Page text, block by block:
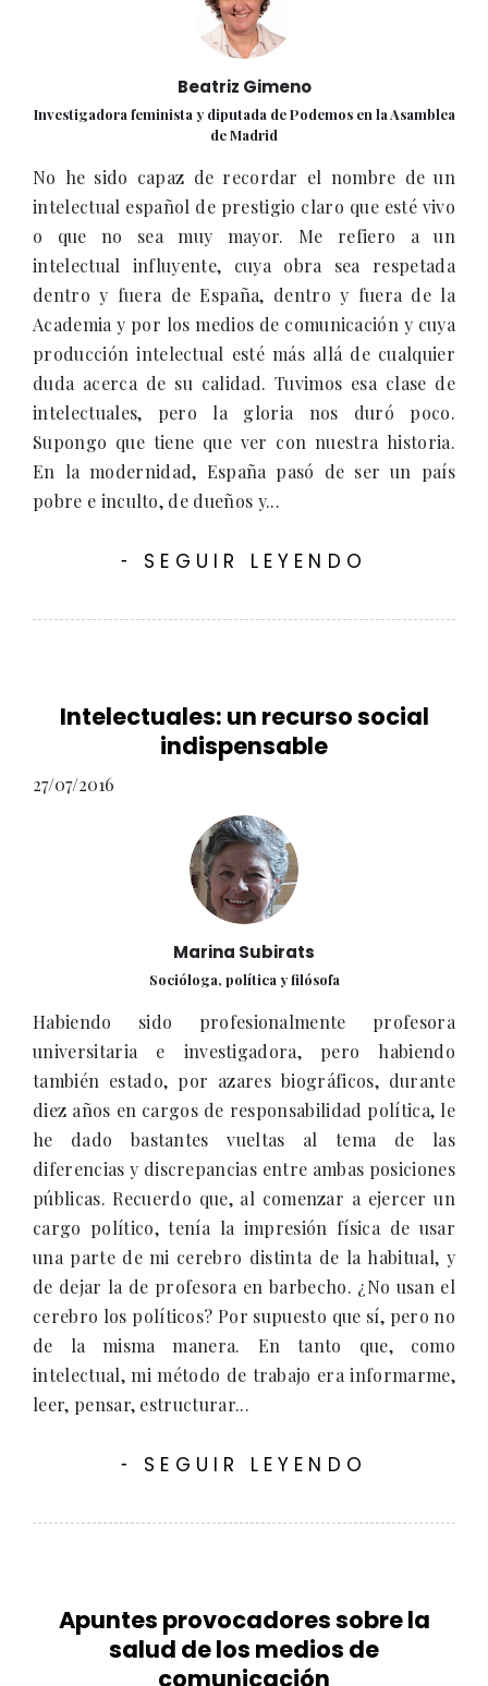
Beatriz Gimeno
Investigadora feminista y diputada de Podemos en la Asamblea
de Madrid
No he sido capaz de recordar el nombre de un
intelectual español de prestigio claro que esté vivo
o que no sea muy mayor. Me refiero a un
intelectual influyente, cuya obra sea respetada
dentro y fuera de España, dentro y fuera de la
Academia y por los medios de comunicación y cuya
producción intelectual esté más allá de cualquier
duda acerca de su calidad. Tuvimos esa clase de
intelectuales, pero la gloria nos duró poco.
Supongo que tiene que ver con nuestra historia.
En la modernidad, España pasó de ser un país
pobre e inculto, de dueños y...
- SEGUIR LEYENDO
Intelectuales: un recurso social
indispensable
27/07/2016
Marina Subirats
Socióloga, política y filósofa
Habiendo sido profesionalmente profesora
universitaria e investigadora, pero habiendo
también estado, por azares biográficos, durante
diez años en cargos de responsabilidad política, le
he dado bastantes vueltas al tema de las
diferencias y discrepancias entre ambas posiciones
públicas. Recuerdo que, al comenzar a ejercer un
cargo político, tenía la impresión física de usar
una parte de mi cerebro distinta de la habitual, y
de dejar la de profesora en barbecho. ¿No usan el
cerebro los políticos? Por supuesto que sí, pero no
de la misma manera. En tanto que, como
intelectual, mi método de trabajo era informarme,
leer, pensar, estructurar...
- SEGUIR LEYENDO
Apuntes provocadores sobre la
salud de los medios de
comunicación